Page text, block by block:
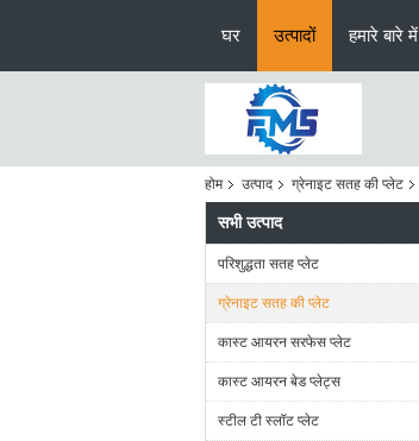
घर उत्पादों हमारे बारे में
होम उत्पाद ग्रेनाइट सतह की प्लेट
सभी उत्पाद
परिशुद्धता सतह प्लेट
ग्रेनाइट सतह की प्लेट
कास्ट आयरन सरफेस प्लेट
कास्ट आयरन बेड प्लेट्स
स्टील टी स्लॉट प्लेट